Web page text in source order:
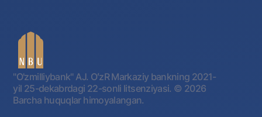
"O'zmilliybank" AJ. OʻzR Markaziy bankning 2021-
yil 25-dekabrdagi 22-sonli litsenziyasi. © 2026
Barcha huquqlar himoyalangan.